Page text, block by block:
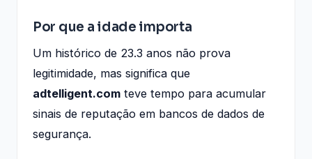
Por que a idade importa
Um histórico de 23.3 anos não prova
legitimidade, mas significa que
adtelligent.com teve tempo para acumular
sinais de reputação em bancos de dados de
segurança.